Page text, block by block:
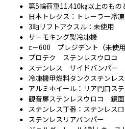
第5輪荷重11.410㎏以上のもの
日本トレクス：トレーラー冷
3軸リフトアクスル：未使用
サーモキング製冷凍機
c－600 プレジデント（未使用
プロテク ステンレスウロコ
ステンレス サイドバンパー
冷凍機甲燃料タンクステンレ
アルミホイール：リア門口ス
観音扉ステンレスウロコ 鏡
ステンレス丁番：ステンレス
ステンレスリアバンパー